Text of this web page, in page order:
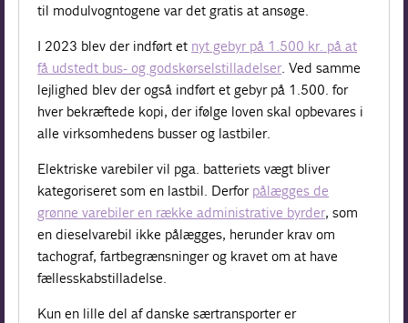
til modulvogntogene var det gratis at ansøge.
I 2023 blev der indført et nyt gebyr på 1.500 kr. på at
få udstedt bus- og godskørselstilladelser. Ved samme
lejlighed blev der også indført et gebyr på 1.500. for
hver bekræftede kopi, der ifølge loven skal opbevares i
alle virksomhedens busser og lastbiler.
Elektriske varebiler vil pga. batteriets vægt bliver
kategoriseret som en lastbil. Derfor pålægges de
grønne varebiler en række administrative byrder, som
en dieselvarebil ikke pålægges, herunder krav om
tachograf, fartbegrænsninger og kravet om at have
fællesskabstilladelse.
Kun en lille del af danske særtransporter er